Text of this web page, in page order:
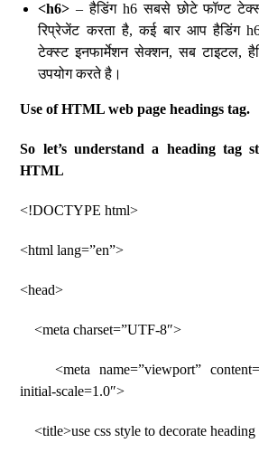
<h6> – हैडिंग h6 सबसे छोटे फॉण्ट
रिप्रेजेंट करता है, कई बार आप हैडिंग
टेक्स्ट इनफार्मेशन सेक्शन, सब टाइटल,
उपयोग करते है।
Use of HTML web page headings tag.
So let’s understand a heading tag
HTML
<!DOCTYPE html>
<html lang=”en”>
<head>
<meta charset=”UTF-8″>
<meta name=”viewport”
initial-scale=1.0″>
<title>use css style to decorate